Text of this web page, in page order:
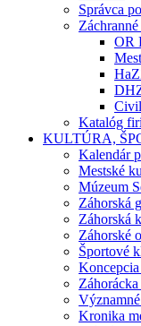
Správca
OR
Katalóg
KULTÚRA,
Kalendár
Mestské
Múzeum
Záhorská
Záhorská
Záhorské
Športové
Významné
Kronika